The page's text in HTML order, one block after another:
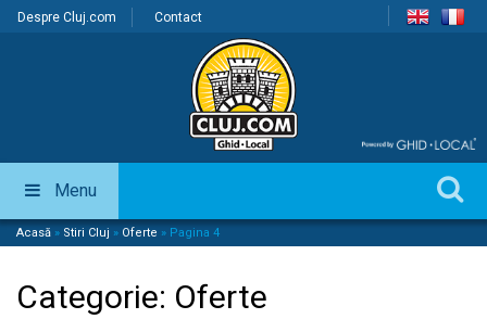
Despre Cluj.com Contact
Menu
Acasă » Stiri Cluj » Oferte » Pagina 4
Categorie: Oferte